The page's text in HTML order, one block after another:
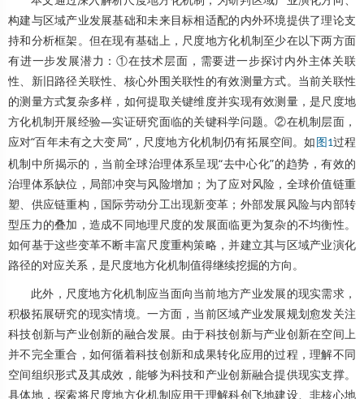
构建与区域产业发展基础和未来目标相适配的内外环境提供了理论支
持和分析框架。但在现有基础上，尺度地方化机制至少在以下两方面
有进一步发展潜力：①在技术层面，需要进一步探讨内外主体关联
性、新旧路径关联性、核心外围关联性的有效测量方式。当前关联性
的测量方式复杂多样，如何提取关键维度并实现有效测量，是尺度地
方化机制开展经验—实证研究面临的关键科学问题。②在机制层面，
应对“百年未有之大变局”，尺度地方化机制仍有拓展空间。如 图1过程
机制中所揭示的，当前全球治理体系呈现“去中心化”的趋势，有效的
治理体系缺位，局部冲突与风险增加；为了应对风险，全球价值链重
塑、供应链重构，国际劳动分工出现新变革；外部发展风险与内部转
型压力的叠加，造成不同地理尺度的发展面临更为复杂的不均衡性。
如何基于这些变革不断丰富尺度重构策略，并建立其与区域产业演化
路径的对应关系，是尺度地方化机制值得继续挖掘的方向。
此外，尺度地方化机制应当面向当前地方产业发展的现实需求，
积极拓展研究的现实情境。一方面，当前区域产业发展规划愈发关注
科技创新与产业创新的融合发展。由于科技创新与产业创新在空间上
并不完全重合，如何循着科技创新和成果转化应用的过程，理解不同
空间组织形式及其成效，能够为科技和产业创新融合提供现实支撑。
具体地，探索将尺度地方化机制应用于理解科创飞地建设、非核心地